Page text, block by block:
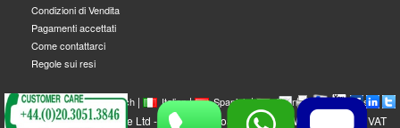
Condizioni di Vendita
Pagamenti accettati
Come contattarci
Regole sui resi
| English| French| Italian| Spanish| German| Swedish|
GEOBORDERS Satellite Ltd - 1B Labton Road, SW20 0LW London, UK - VAT